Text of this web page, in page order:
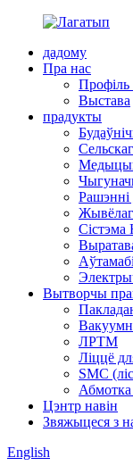
дадому
Пра нас
Профіль
Выстава
прадукты
Рашэнні
Сістэма
Вытворчы
ЛРТМ
Ліццё
SMC
Абмотка
Цэнтр навін
Звяжыцеся з
English